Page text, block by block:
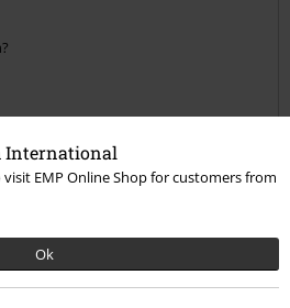
International
visit EMP Online Shop for customers from
Ok
Comentario